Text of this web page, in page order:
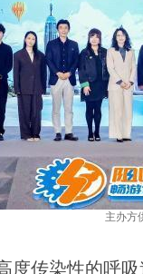
主办方
传染性的呼吸